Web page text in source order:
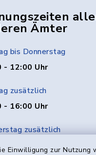
Einwilligung zur Nutzung
Ämter
bis Donnerstag
- 12:00 Uhr
zusätzlich
- 16:00 Uhr
zusätzlich
- 18:00 Uhr